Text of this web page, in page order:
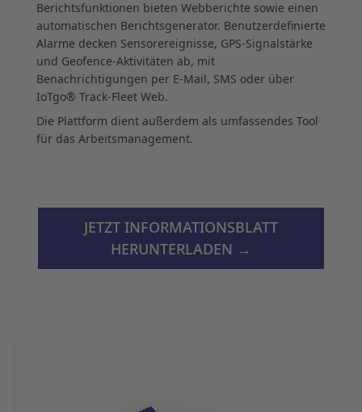
Berichtsfunktionen bieten Webberichte sowie einen
automatischen Berichtsgenerator. Benutzerdefinierte
Alarme decken Sensorereignisse, GPS-Signalstärke
und Geofence-Aktivitäten ab, mit
Benachrichtigungen per E-Mail, SMS oder über
IoTgo® Track-Fleet Web.
Die Plattform dient außerdem als umfassendes Tool
für das Arbeitsmanagement.
JETZT INFORMATIONSBLATT
HERUNTERLADEN →